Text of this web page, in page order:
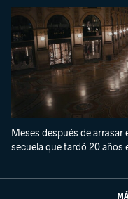
Meses después de arrasar
secuela que tardó 20 años